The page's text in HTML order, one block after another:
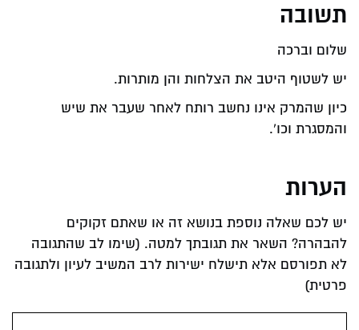
תשובה
שלום וברכה
יש לשטוף היטב את הצלחות והן מותרות.
כיון שהמרק אינו נחשב רותח לאחר שעבר את שיש
והמסגרת וכו'.
הערות
יש לכם שאלה נוספת בנושא זה או שאתם זקוקים
להבהרה? השאר את תגובתך למטה. (שימו לב שהתגובה
לא תפורסם אלא תישלח ישירות לרב המשיב לעיון ולתגובה
פרטית)